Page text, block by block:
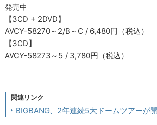
発売中
【3CD + 2DVD】
AVCY-58270～2/B～C / 6,480円（税込）
【3CD】
AVCY-58273～5 / 3,780円（税込）
関連リンク
BIGBANG、2年連続5大ドームツアーが